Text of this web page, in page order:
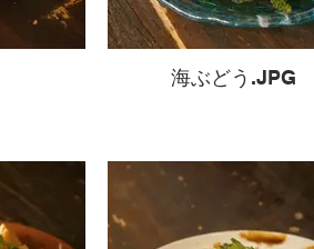
海ぶどう.JPG